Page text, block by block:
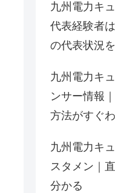
九州電力キ
代表経験者
の代表状況
九州電力キ
ンサー情報
方法がすぐわ
九州電力キ
スタメン｜
分かる